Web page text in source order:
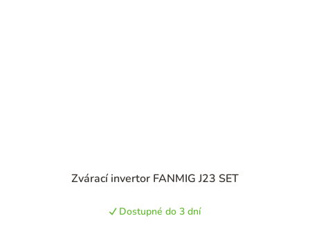
Zvárací invertor FANMIG J23 SET
Dostupné do 3 dní